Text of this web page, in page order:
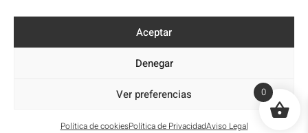
Aceptar
Denegar
Ver preferencias
Política de cookiesPolítica de PrivacidadAviso Legal
Accesibilidad
0